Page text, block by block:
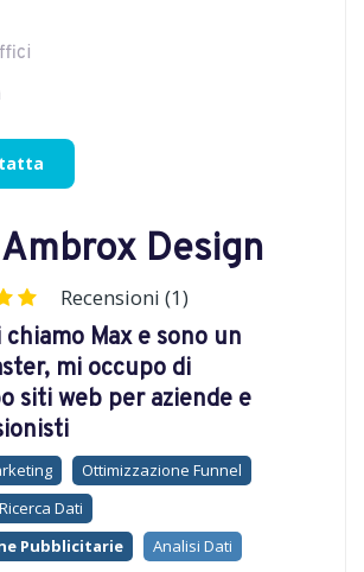
Design
Recensioni (1)
chiamo Max e sono un
mi occupo di
siti web per aziende e
Ottimizzazione Funnel
Dati
Pubblicitarie
Analisi Dati